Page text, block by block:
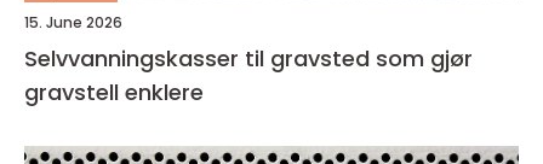
15. June 2026
Selvvanningskasser til gravsted som gjør
gravstell enklere